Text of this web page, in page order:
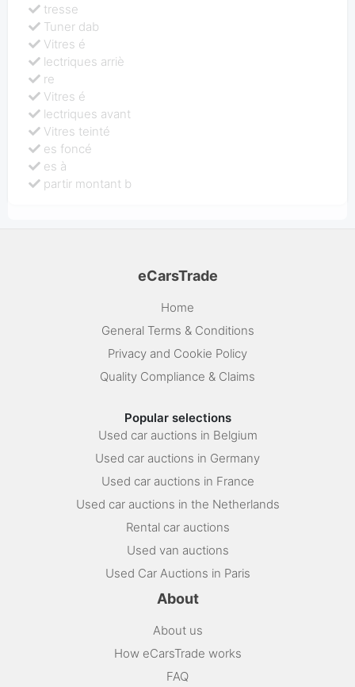
tresse
Tuner dab
Vitres é
lectriques arriè
re
Vitres é
lectriques avant
Vitres teinté
es foncé
es à
partir montant b
eCarsTrade
Home
General Terms & Conditions
Privacy and Cookie Policy
Quality Compliance & Claims
Popular selections
Used car auctions in Belgium
Used car auctions in Germany
Used car auctions in France
Used car auctions in the Netherlands
Rental car auctions
Used van auctions
Used Car Auctions in Paris
About
About us
How eCarsTrade works
FAQ